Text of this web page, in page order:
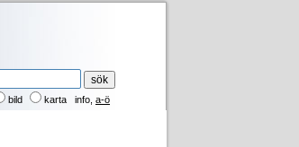
bild karta info a-ö